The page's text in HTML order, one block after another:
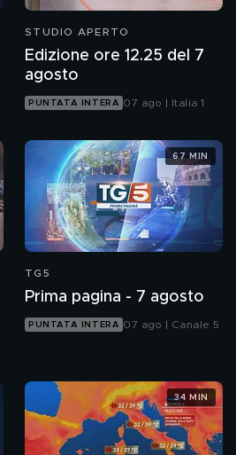
STUDIO APERTO
Edizione ore 12.25 del 7
agosto
PUNTATA INTERA 07 ago | Italia 1
TG5
Prima pagina - 7 agosto
PUNTATA INTERA 07 ago | Canale 5
67 MIN
34 MIN